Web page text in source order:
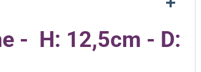
- H: 12,5cm - D: